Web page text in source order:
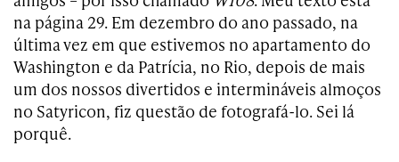
na página 29. Em dezembro do ano passado, na
última vez em que estivemos no apartamento do
Washington e da Patrícia, no Rio, depois de mais
um dos nossos divertidos e intermináveis almoços
no Satyricon, fiz questão de fotografá-lo. Sei lá
porquê.